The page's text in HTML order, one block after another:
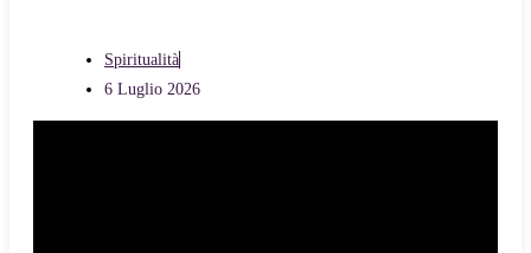
Spiritualità
6 Luglio 2026